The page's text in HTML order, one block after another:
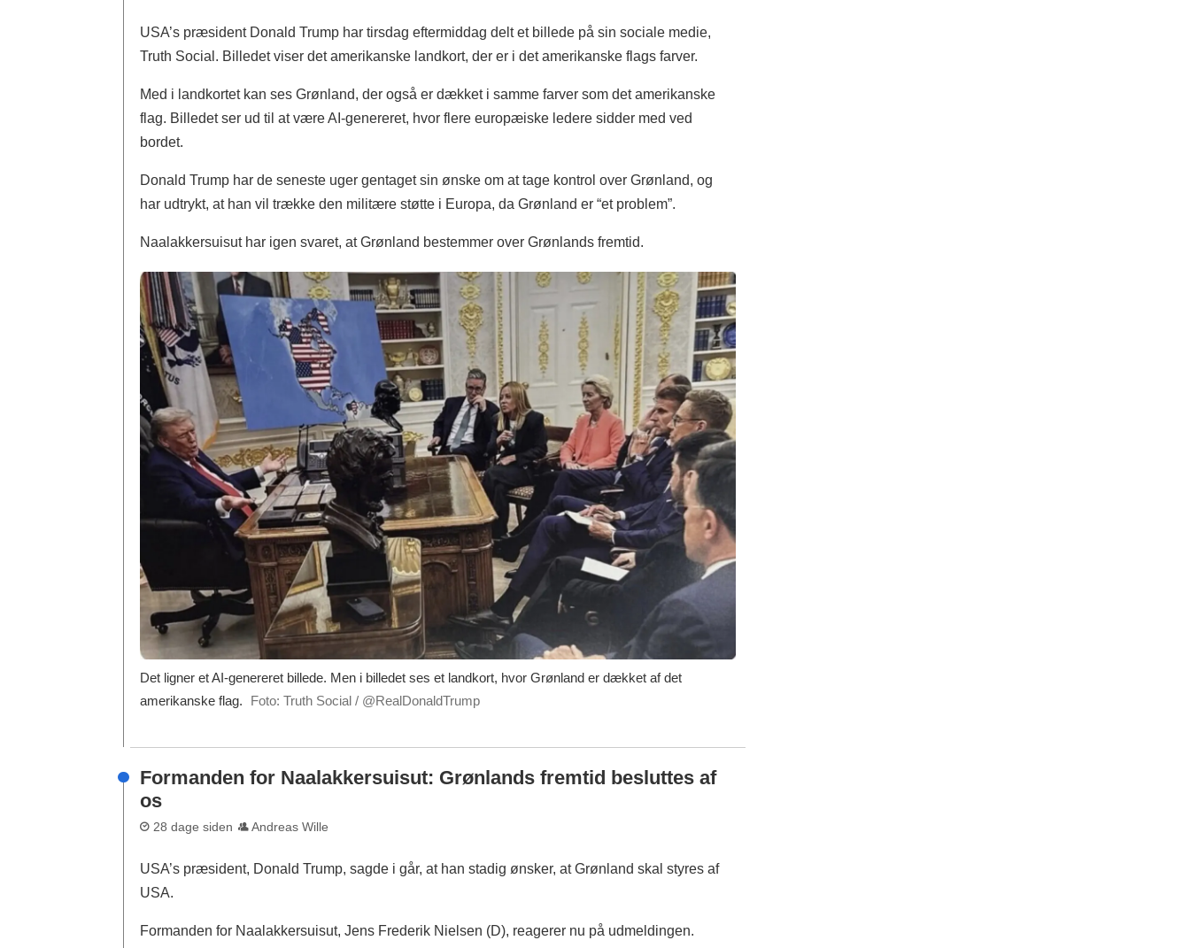
USA’s præsident Donald Trump har tirsdag eftermiddag delt et billede på sin sociale medie,
Truth Social. Billedet viser det amerikanske landkort, der er i det amerikanske flags farver.
Med i landkortet kan ses Grønland, der også er dækket i samme farver som det amerikanske
flag. Billedet ser ud til at være AI-genereret, hvor flere europæiske ledere sidder med ved
bordet.
Donald Trump har de seneste uger gentaget sin ønske om at tage kontrol over Grønland, og
har udtrykt, at han vil trække den militære støtte i Europa, da Grønland er “et problem”.
Naalakkersuisut har igen svaret, at Grønland bestemmer over Grønlands fremtid.
Det ligner et AI-genereret billede. Men i billedet ses et landkort, hvor Grønland er dækket af det
amerikanske flag.
Foto: Truth Social / @RealDonaldTrump
Formanden for Naalakkersuisut: Grønlands fremtid besluttes af
os
28 dage siden Andreas Wille
USA’s præsident, Donald Trump, sagde i går, at han stadig ønsker, at Grønland skal styres af
USA.
Formanden for Naalakkersuisut, Jens Frederik Nielsen (D), reagerer nu på udmeldingen.